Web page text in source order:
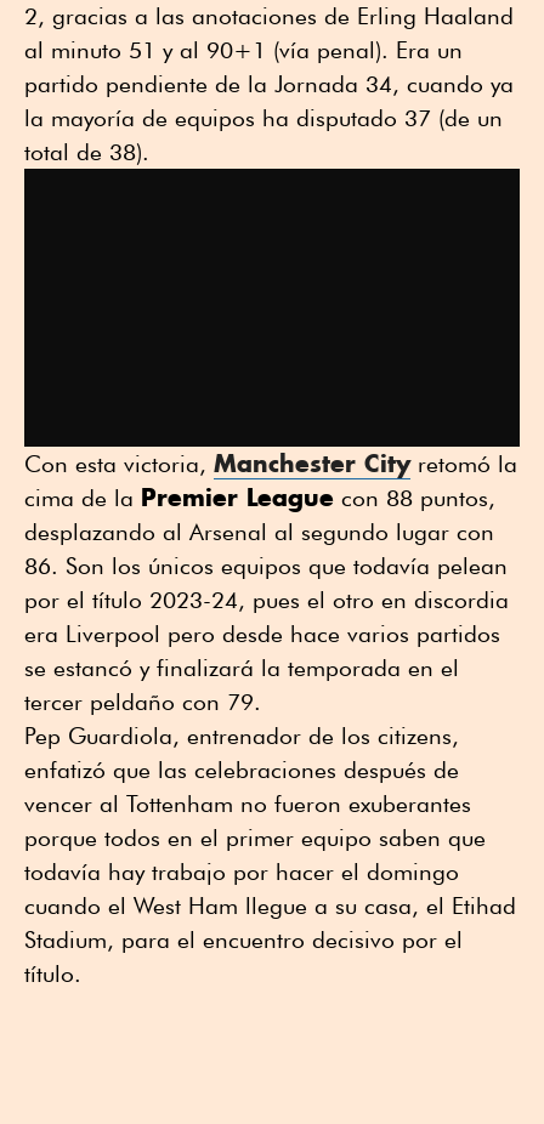
2, gracias a las anotaciones de Erling Haaland
al minuto 51 y al 90+1 (vía penal). Era un
partido pendiente de la Jornada 34, cuando ya
la mayoría de equipos ha disputado 37 (de un
total de 38).
Con esta victoria, Manchester Cityretomó la
cima de la Premier League con 88 puntos,
desplazando al Arsenal al segundo lugar con
86. Son los únicos equipos que todavía pelean
por el título 2023-24, pues el otro en discordia
era Liverpool pero desde hace varios partidos
se estancó y finalizará la temporada en el
tercer peldaño con 79.
Pep Guardiola, entrenador de los citizens,
enfatizó que las celebraciones después de
vencer al Tottenham no fueron exuberantes
porque todos en el primer equipo saben que
todavía hay trabajo por hacer el domingo
cuando el West Ham llegue a su casa, el Etihad
Stadium, para el encuentro decisivo por el
título.